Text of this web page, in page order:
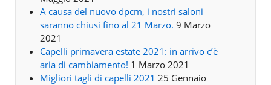
A causa del nuovo dpcm, i nostri saloni
saranno chiusi fino al 21 Marzo. 9 Marzo
2021
Capelli primavera estate 2021: in arrivo c’è
aria di cambiamento! 1 Marzo 2021
Migliori tagli di capelli 2021 25 Gennaio